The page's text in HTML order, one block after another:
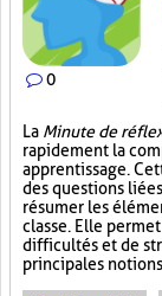
0
La Minute de
rapidement la
apprentissage.
des questions
résumer les
classe. Elle
difficultés et de
principales